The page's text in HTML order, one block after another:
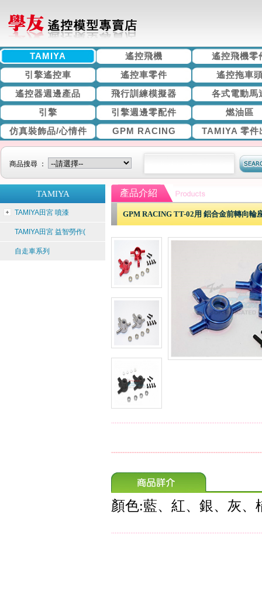
TAMIYA 遙控飛機
遙控飛機零
引擎遙控車
遙控車零件
遙控拖車
遙控器週邊產品
飛行訓練模擬器
各式電動馬
引擎
引擎週邊零配件
燃油區
仿真裝飾品/心情件
GPM RACING TAMIYA 零件
商品搜尋 ：
TAMIYA
TAMIYA田宮 噴漆
TAMIYA田宮 益智勞作(
自走車系列
產品介紹
GPM RACING TT-02用 鋁合金前轉向輪
顏色:藍、紅、銀、灰、